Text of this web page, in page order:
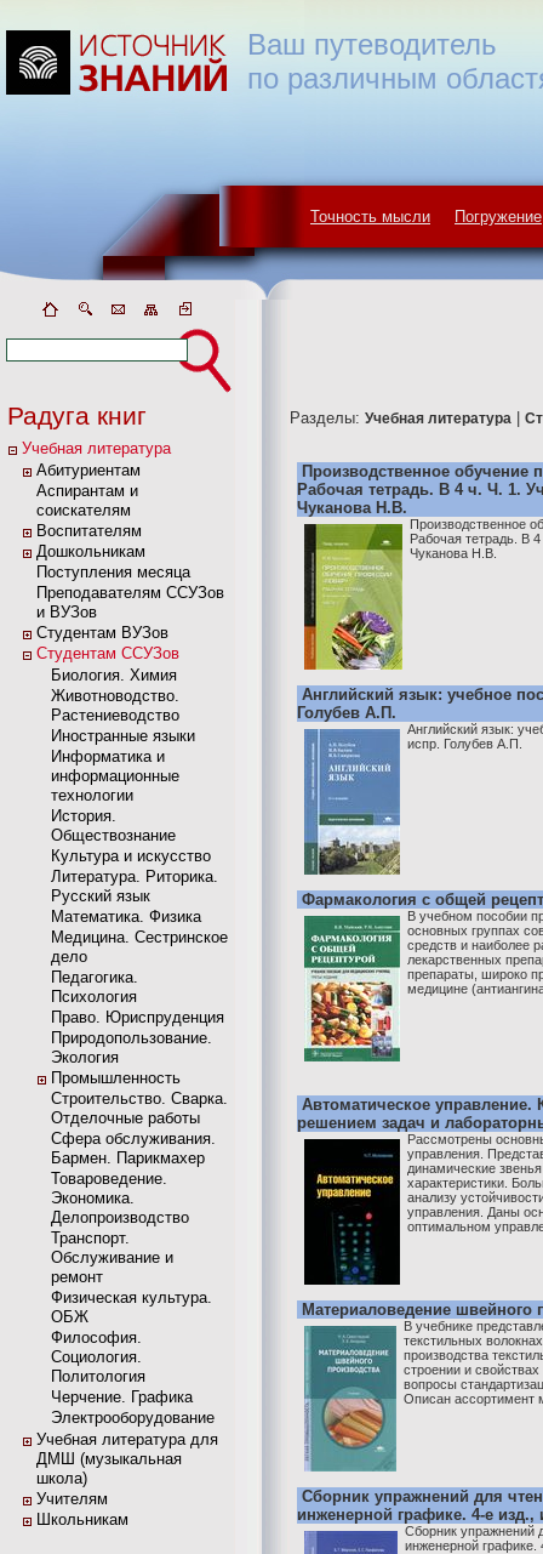
Точность мысли Погружение
Ваш путеводитель
по различным
Радуга книг
Учебная литература
Абитуриентам
Аспирантам и
соискателям
Воспитателям
Дошкольникам
Поступления месяца
Преподавателям ССУЗов
и ВУЗов
Студентам ВУЗов
Студентам ССУЗов
Биология. Химия
Животноводство.
Растениеводство
Иностранные языки
Информатика и
информационные
технологии
История.
Обществознание
Культура и искусство
Литература. Риторика.
Русский язык
Математика. Физика
Медицина. Сестринское
дело
Педагогика.
Психология
Право. Юриспруденция
Природопользование.
Экология
Промышленность
Строительство. Сварка.
Отделочные работы
Сфера обслуживания.
Бармен. Парикмахер
Товароведение.
Экономика.
Делопроизводство
Транспорт.
Обслуживание и
ремонт
Физическая культура.
ОБЖ
Философия.
Социология.
Политология
Черчение. Графика
Электрооборудование
Учебная литература для
ДМШ (музыкальная
школа)
Учителям
Школьникам
Разделы: Учебная литература
Производственное обучение
Рабочая тетрадь. В 4 ч. Ч. 1.
Чуканова Н.В.
Производственное
Рабочая тетрадь. В
Чуканова Н.В.
Английский язык: учебное
Голубев А.П.
Английский язык:
испр. Голубев А.П.
Фармакология с общей
В учебном пособии
основных группах
средств и наиболее
лекарственных
препараты, широко
медицине
Автоматическое управление.
решением задач и
Рассмотрены
управления.
динамические
характеристики.
анализу
управления. Даны
оптимальном
Материаловедение швейного
В учебнике
текстильных
производства
строении и
вопросы
Описан ассортимент
Сборник упражнений для
инженерной графике. 4-е
Сборник упражнений
инженерной графике.